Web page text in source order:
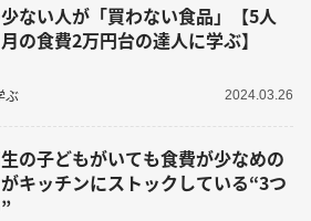
ない人が「買わない食品」【5人
の食費2万円台の達人に学ぶ】
ぶ 2024.03.26
生の子どもがいても食費が少なめの
キッチンにストックしている“3つ